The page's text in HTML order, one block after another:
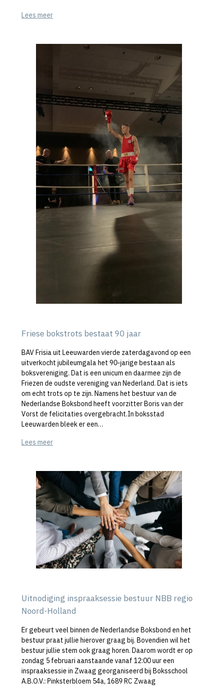
Lees meer
Friese bokstrots bestaat 90 jaar
BAV Frisia uit Leeuwarden vierde zaterdagavond op een
uitverkocht jubileumgala het 90-jarige bestaan als
boksvereniging. Dat is een unicum en daarmee zijn de
Friezen de oudste vereniging van Nederland. Dat is iets
om echt trots op te zijn. Namens het bestuur van de
Nederlandse Boksbond heeft voorzitter Boris van der
Vorst de felicitaties overgebracht.In boksstad
Leeuwarden bleek er een…
Lees meer
Uitnodiging inspraaksessie bestuur NBB regio
Noord-Holland
Er gebeurt veel binnen de Nederlandse Boksbond en het
bestuur praat jullie hierover graag bij. Bovendien wil het
bestuur jullie stem ook graag horen. Daarom wordt er op
zondag 5 februari aanstaande vanaf 12:00 uur een
inspraaksessie in Zwaag georganiseerd bij Boksschool
A.B.O.V.: Pinksterbloem 54a, 1689 RC Zwaag